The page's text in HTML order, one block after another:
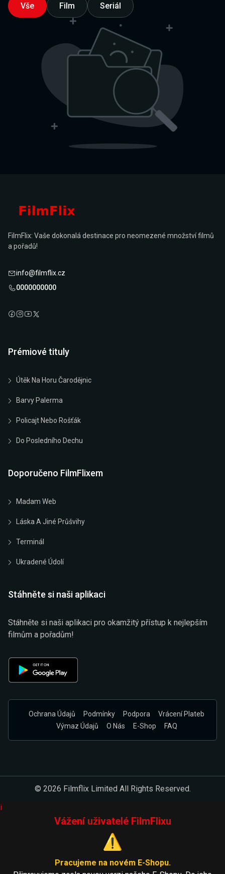
Vše Film Seriál
FilmFlix: Vaše dokonalá destinace pro neomezené množství filmů
a pořadů!
info@filmflix.cz
0000000000
Prémiové tituly
Útěk Na Horu Čarodějnic
Barvy Palerma
Policajt Nebo Rošťák
Do Posledního Dechu
Doporučeno FilmFlixem
Madam Web
Láska A Jiné Průšvihy
Terminál
Ukradené Údolí
Stáhněte si naši aplikaci
Stáhněte si naši aplikaci pro okamžitý přístup k nejlepším
filmům a pořadům!
Ochrana Údajů Podmínky Podpora
Vrácení Plateb
Výmaz Údajů
O Nás E-Shop FAQ
© 2026 Filmflix Limited All Rights Reserved.
i
Vážení uživatelé FilmFlixu
⚠️
Pracujeme na novém E-Shopu.